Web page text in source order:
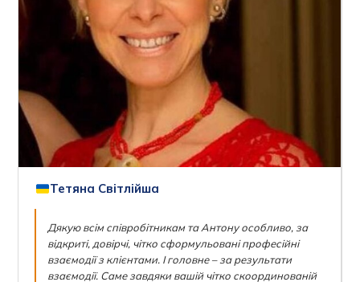
Тетяна Світлійша
Дякую всім співробітникам та Антону особливо, за
відкриті, довірчі, чітко сформульовані професійні
взаємодії з клієнтами. І головне – за результати
взаємодії. Саме завдяки вашій чітко скоординованій